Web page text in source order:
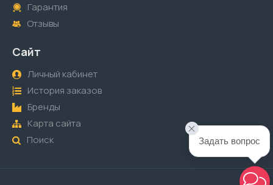
Гарантия
Отзывы
Сайт
Личный кабинет
История заказов
Бренды
Карта сайта
Поиск
Задать вопрос